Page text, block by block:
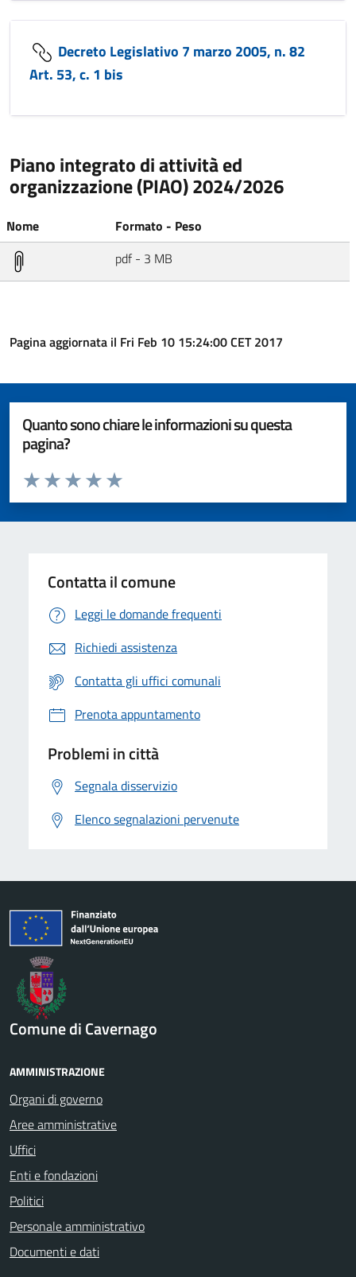
Decreto Legislativo 7 marzo 2005, n. 82
Art. 53, c. 1 bis
Piano integrato di attività ed
organizzazione (PIAO) 2024/2026
Nome
Formato - Peso
pdf - 3 MB
Pagina aggiornata il Fri Feb 10 15:24:00 CET 2017
Quanto sono chiare le informazioni su questa
pagina?
Valuta da 1 a 5 stelle la pagina
Valuta 5 stelle su 5
Valuta 4 stelle su 5
Valuta 3 stelle su 5
Valuta 2 stelle su 5
Valuta 1 stelle su 5
Contatta il comune
Leggi le domande frequenti
Richiedi assistenza
Contatta gli uffici comunali
Prenota appuntamento
Problemi in città
Segnala disservizio
Elenco segnalazioni pervenute
Comune di Cavernago
AMMINISTRAZIONE
Organi di governo
Aree amministrative
Uffici
Enti e fondazioni
Politici
Personale amministrativo
Documenti e dati